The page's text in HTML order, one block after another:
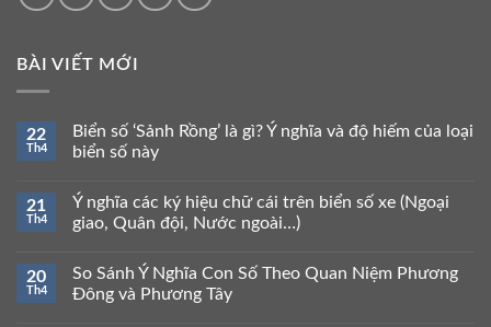
BÀI VIẾT MỚI
22
Th4
Biển số ‘Sảnh Rồng’ là gì? Ý nghĩa và độ hiếm của loại
biển số này
21
Th4
Ý nghĩa các ký hiệu chữ cái trên biển số xe (Ngoại
giao, Quân đội, Nước ngoài…)
20
Th4
So Sánh Ý Nghĩa Con Số Theo Quan Niệm Phương
Đông và Phương Tây